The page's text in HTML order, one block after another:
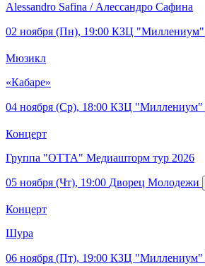
Alessandro Safina / Алессандро Сафина
02 ноября (Пн), 19:00 КЗЦ "Миллениум"
Мюзикл
«Кабаре»
04 ноября (Ср), 18:00 КЗЦ "Миллениум"
Концерт
Группа "ОТТА" Медиашторм тур 2026
05 ноября (Чт), 19:00 Дворец Молодежи
Концерт
Шура
06 ноября (Пт), 19:00 КЗЦ "Миллениум"